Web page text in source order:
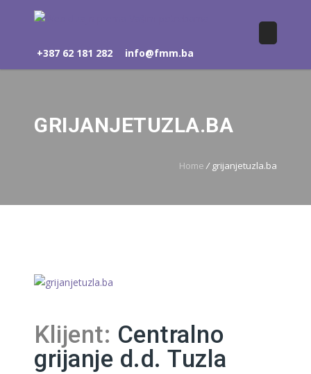
+387 62 181 282 info@fmm.ba
GRIJANJETUZLA.BA
Home / grijanjetuzla.ba
Klijent: Centralno
grijanje d.d. Tuzla